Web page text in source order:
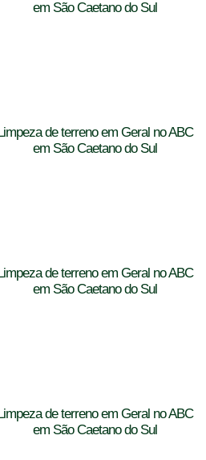
em São Caetano do Sul
Limpeza de terreno em Geral no ABC
em São Caetano do Sul
Limpeza de terreno em Geral no ABC
em São Caetano do Sul
Limpeza de terreno em Geral no ABC
em São Caetano do Sul